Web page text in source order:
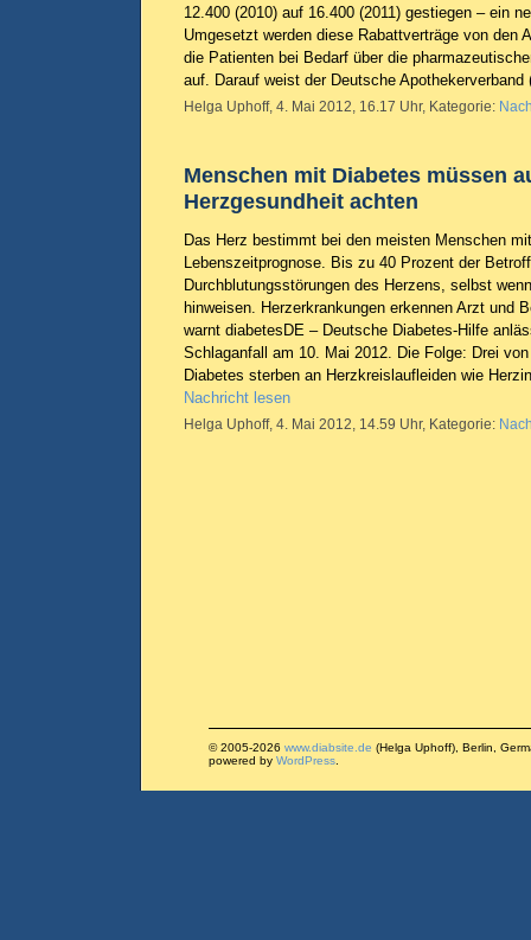
12.400 (2010) auf 16.400 (2011) gestiegen – ein
Umgesetzt werden diese Rabattverträge von den
die Patienten bei Bedarf über die
auf. Darauf weist der Deutsche
Helga Uphoff, 4. Mai 2012, 16.17 Uhr, Kategorie:
Menschen mit Diabetes müssen
Herzgesundheit achten
Das Herz bestimmt bei den meisten Menschen
Lebenszeitprognose. Bis zu 40 Prozent der
Durchblutungsstörungen des Herzens, selbst
hinweisen. Herzerkrankungen erkennen Arzt und
warnt diabetesDE – Deutsche Diabetes-Hilfe
Schlaganfall am 10. Mai 2012. Die Folge: Drei
Diabetes sterben an Herzkreislaufleiden wie
Nachricht lesen
Helga Uphoff, 4. Mai 2012, 14.59 Uhr, Kategorie:
© 2005-2026 www.diabsite.de (Helga Uphoff), Berlin,
powered by WordPress.